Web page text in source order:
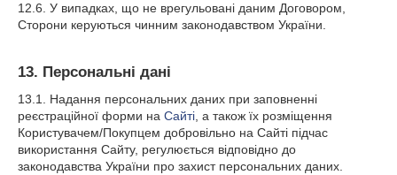
12.6. У випадках, що не врегульовані даним Договором,
Сторони керуються чинним законодавством України.
13. Персональні дані
13.1. Надання персональних даних при заповненні
реєстраційної форми на Сайті , а також їх розміщення
Користувачем/Покупцем добровільно на Сайті підчас
використання Сайту, регулюється відповідно до
законодавства України про захист персональних даних.